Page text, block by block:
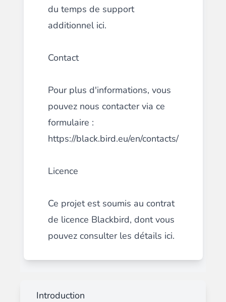
du temps de support
additionnel ici.
Contact
Pour plus d'informations, vous
pouvez nous contacter via ce
formulaire :
https://black.bird.eu/en/contacts/
Licence
Ce projet est soumis au contrat
de licence Blackbird, dont vous
pouvez consulter les détails ici.
Introduction